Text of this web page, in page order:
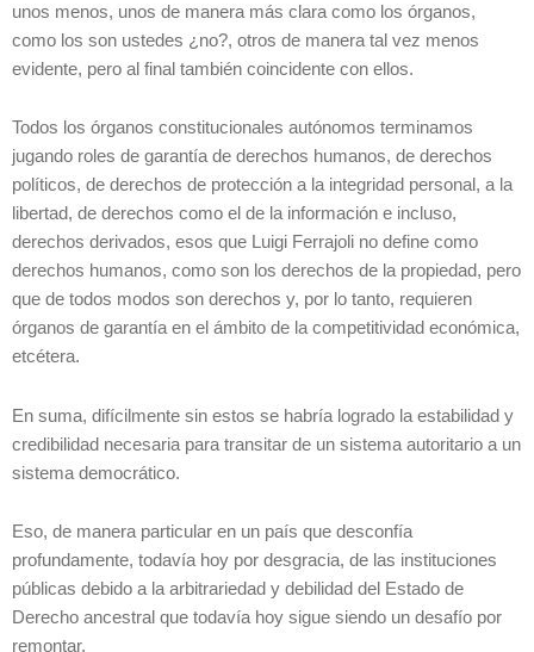
unos menos, unos de manera más clara como los órganos,
como los son ustedes ¿no?, otros de manera tal vez menos
evidente, pero al final también coincidente con ellos.
Todos los órganos constitucionales autónomos terminamos
jugando roles de garantía de derechos humanos, de derechos
políticos, de derechos de protección a la integridad personal, a la
libertad, de derechos como el de la información e incluso,
derechos derivados, esos que Luigi Ferrajoli no define como
derechos humanos, como son los derechos de la propiedad, pero
que de todos modos son derechos y, por lo tanto, requieren
órganos de garantía en el ámbito de la competitividad económica,
etcétera.
En suma, difícilmente sin estos se habría logrado la estabilidad y
credibilidad necesaria para transitar de un sistema autoritario a un
sistema democrático.
Eso, de manera particular en un país que desconfía
profundamente, todavía hoy por desgracia, de las instituciones
públicas debido a la arbitrariedad y debilidad del Estado de
Derecho ancestral que todavía hoy sigue siendo un desafío por
remontar.